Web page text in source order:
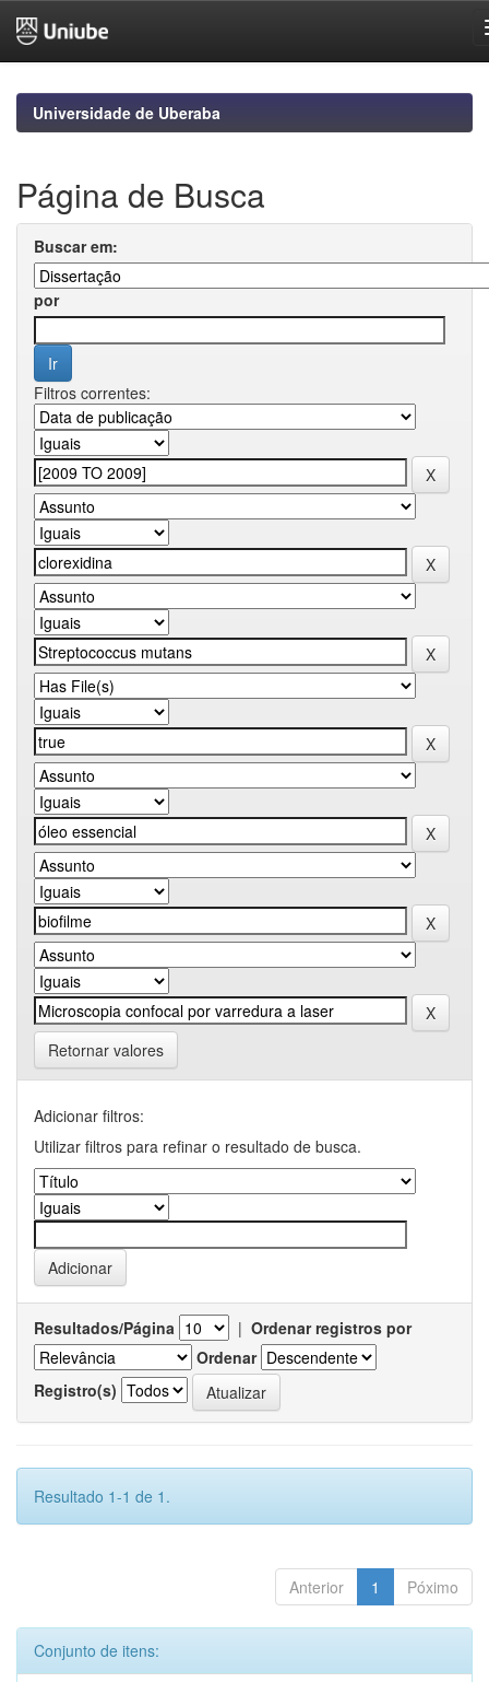
navigationUniversidade de Uberaba
Página de Busca
Buscar em:
por
Filtros correntes:
Retornar valores
Adicionar filtros:
Utilizar filtros para refinar o resultado de busca.
Resultados/Página | Ordenar registros por
Ordenar
Registro(s)
Resultado 1-1 de 1.
Anterior 1 Póximo
Conjunto de itens: